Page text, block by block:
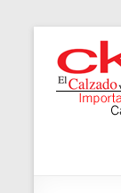
content
El